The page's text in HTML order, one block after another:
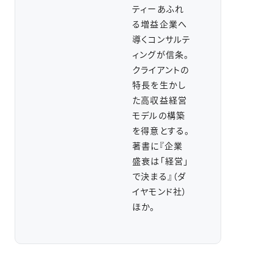
ティーあふれ
る増益企業へ
導くコンサルテ
ィングが信条。
クライアントの
特長を生かし
た高収益経営
モデルの構築
を得意とする。
著書に『企業
盛衰は「経営」
で決まる』（ダ
イヤモンド社）
ほか。